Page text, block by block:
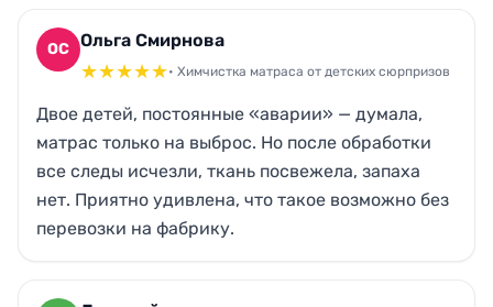
ОС Ольга Смирнова
★★★★★• Химчистка матраса от детских сюрпризов
Двое детей, постоянные «аварии» — думала,
матрас только на выброс. Но после обработки
все следы исчезли, ткань посвежела, запаха
нет. Приятно удивлена, что такое возможно без
перевозки на фабрику.